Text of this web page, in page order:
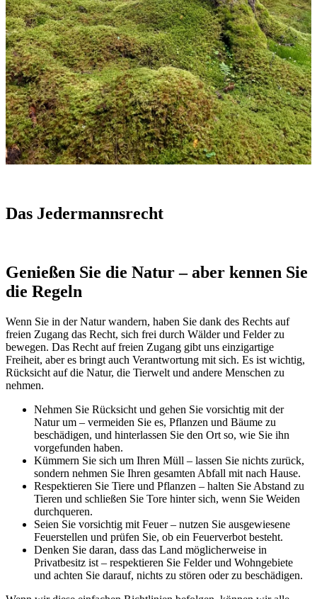
Das Jedermannsrecht
Genießen Sie die Natur – aber kennen Sie
die Regeln
Wenn Sie in der Natur wandern, haben Sie dank des Rechts auf
freien Zugang das Recht, sich frei durch Wälder und Felder zu
bewegen. Das Recht auf freien Zugang gibt uns einzigartige
Freiheit, aber es bringt auch Verantwortung mit sich. Es ist wichtig,
Rücksicht auf die Natur, die Tierwelt und andere Menschen zu
nehmen.
Nehmen Sie Rücksicht und gehen Sie vorsichtig mit der
Natur um – vermeiden Sie es, Pflanzen und Bäume zu
beschädigen, und hinterlassen Sie den Ort so, wie Sie ihn
vorgefunden haben.
Kümmern Sie sich um Ihren Müll – lassen Sie nichts zurück,
sondern nehmen Sie Ihren gesamten Abfall mit nach Hause.
Respektieren Sie Tiere und Pflanzen – halten Sie Abstand zu
Tieren und schließen Sie Tore hinter sich, wenn Sie Weiden
durchqueren.
Seien Sie vorsichtig mit Feuer – nutzen Sie ausgewiesene
Feuerstellen und prüfen Sie, ob ein Feuerverbot besteht.
Denken Sie daran, dass das Land möglicherweise in
Privatbesitz ist – respektieren Sie Felder und Wohngebiete
und achten Sie darauf, nichts zu stören oder zu beschädigen.